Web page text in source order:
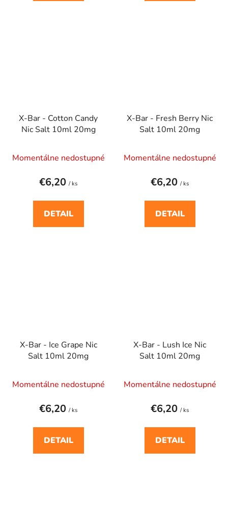
X-Bar - Cotton Candy
Nic Salt 10ml 20mg
Momentálne nedostupné
€6,20 / ks
DETAIL
X-Bar - Fresh Berry Nic
Salt 10ml 20mg
Momentálne nedostupné
€6,20 / ks
DETAIL
X-Bar - Ice Grape Nic
Salt 10ml 20mg
Momentálne nedostupné
€6,20 / ks
DETAIL
X-Bar - Lush Ice Nic
Salt 10ml 20mg
Momentálne nedostupné
€6,20 / ks
DETAIL